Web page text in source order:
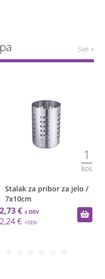
Sve »
1
kos
Stalak za pribor za jelo /
7x10cm
2,73 €
2,24 €